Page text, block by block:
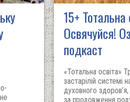
15+ Тотальна
Освячуйся!
подкаст
«Тотальна освіта»
застарілій системі
духовного здоров’я,
за продовження